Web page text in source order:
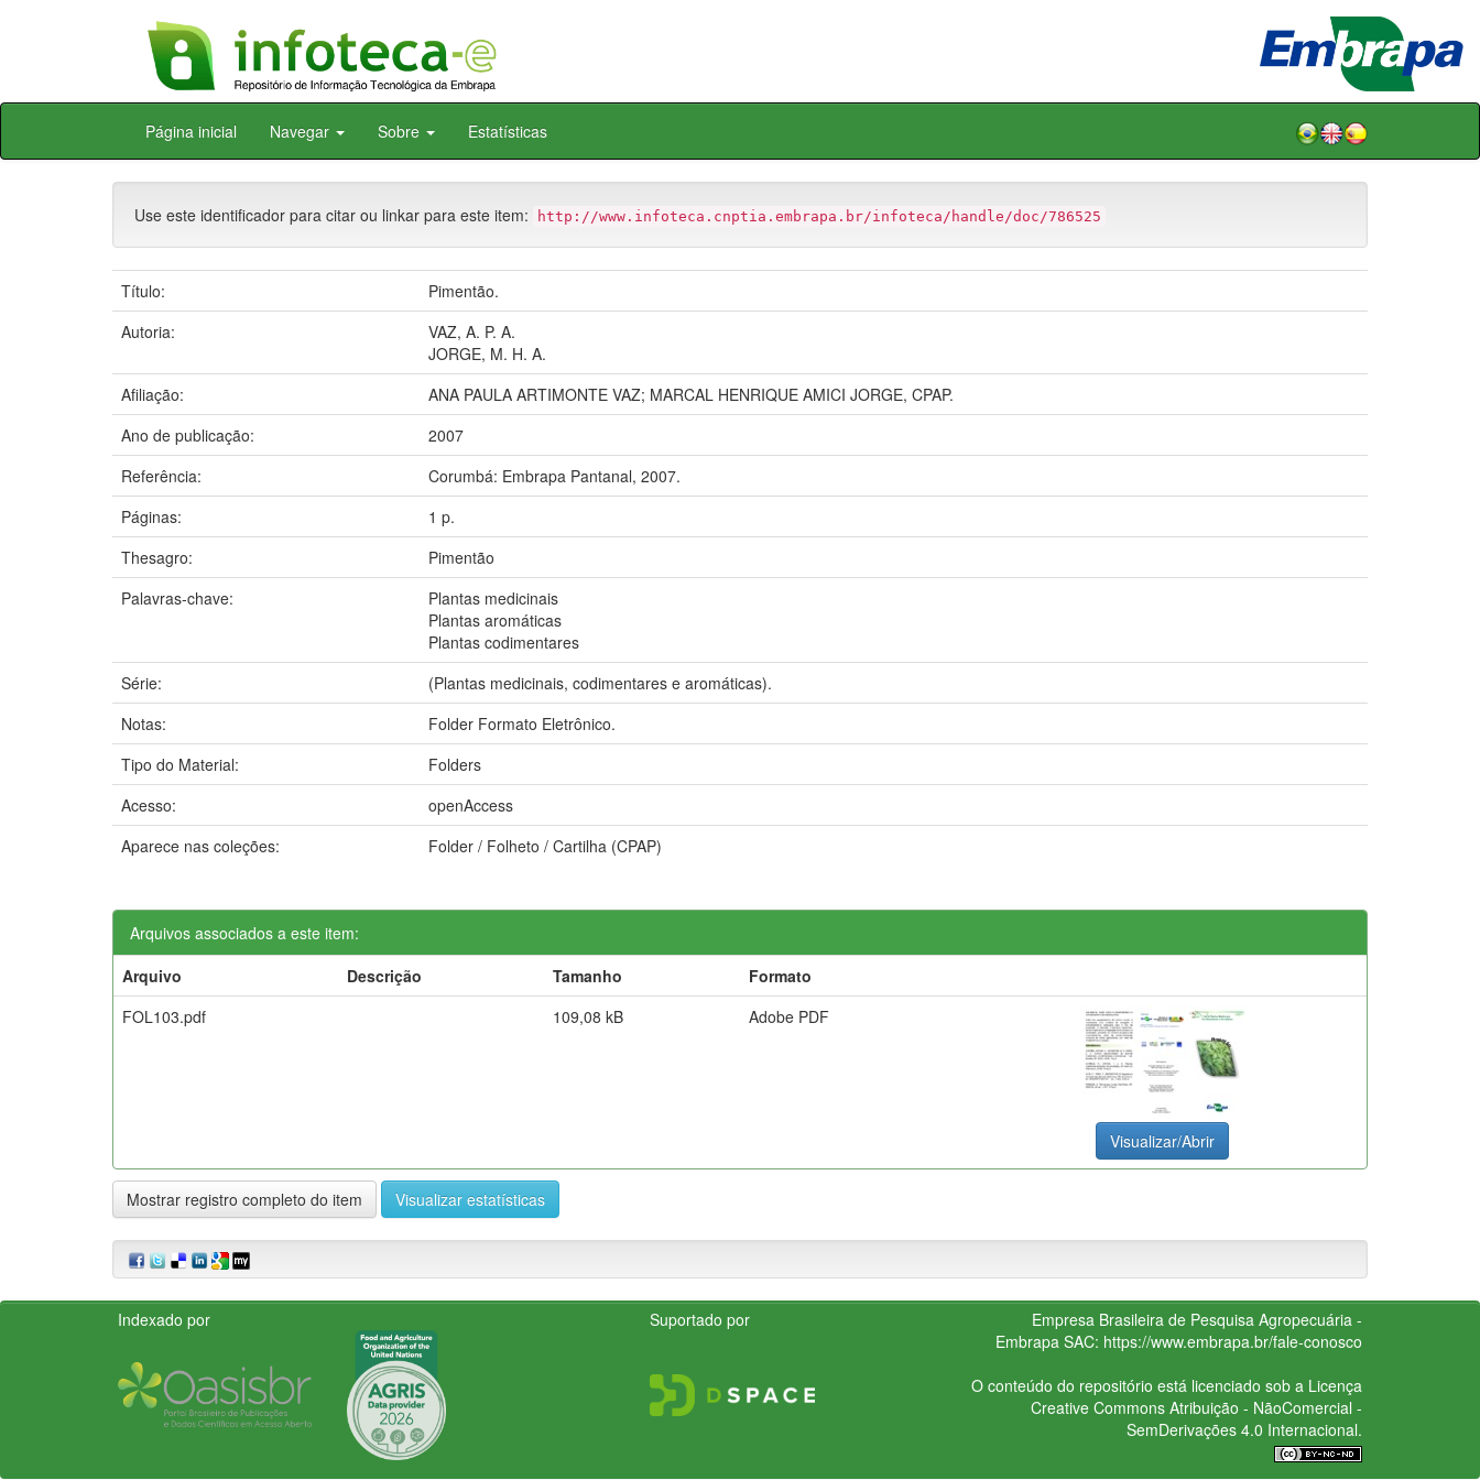
Skip
Página inicial Navegar Sobre Estatísticas
Use este identificador para citar ou linkar para este item: http://www.infoteca.cnptia.embrapa.br/infoteca/handle/doc/786525
Título:
Pimentão.
Autoria:
VAZ, A. P. A.
JORGE, M. H. A.
Afiliação:
ANA PAULA ARTIMONTE VAZ; MARCAL HENRIQUE AMICI JORGE, CPAP.
Ano de publicação:
2007
Referência:
Corumbá: Embrapa Pantanal, 2007.
Páginas:
1 p.
Thesagro:
Pimentão
Palavras-chave:
Plantas medicinais
Plantas aromáticas
Plantas codimentares
Série:
(Plantas medicinais, codimentares e aromáticas).
Notas:
Folder Formato Eletrônico.
Tipo do Material:
Folders
Acesso:
openAccess
Aparece nas coleções:
Folder / Folheto / Cartilha (CPAP)
Arquivos associados a este item:
Arquivo
Descrição Tamanho
Formato
FOL103.pdf
109,08 kB Adobe PDF
Visualizar/Abrir
Mostrar registro completo do item Visualizar estatísticas
Indexado por Suportado por
Empresa Brasileira de Pesquisa Agropecuária -
Embrapa SAC: https://www.embrapa.br/fale-conosco
O conteúdo do repositório está licenciado sob a Licença
Creative CommonsAtribuição - NãoComercial -
SemDerivações 4.0 Internacional.